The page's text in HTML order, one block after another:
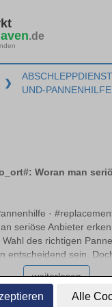
Alle
.de
❯
UND-PANNENHILFE
Woran man
·
seriöse Anbieter
des richtigen
entscheidend sein.
der professionell und
Orientierung und
richtig zu entscheiden,
weiterlesen